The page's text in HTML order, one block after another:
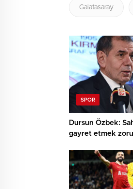
Galatasaray
SPOR
Dursun Özbek:
gayret etmek